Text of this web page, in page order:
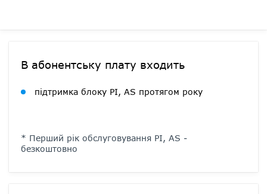
В абонентську плату входить
підтримка блоку PI, AS протягом року
* Перший рік обслуговування PI, AS -
безкоштовно